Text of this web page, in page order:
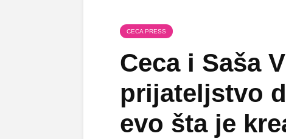
CECA PRESS
Ceca i Saša
prijateljstvo
evo šta je